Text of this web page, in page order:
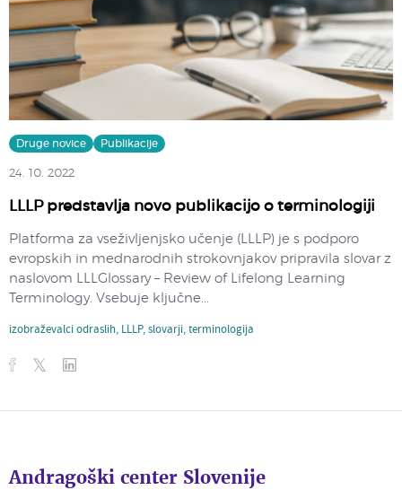
Druge novice Publikacije
24. 10. 2022
LLLP predstavlja novo publikacijo o terminologiji
Platforma za vseživljenjsko učenje (LLLP) je s podporo
evropskih in mednarodnih strokovnjakov pripravila slovar z
naslovom LLLGlossary – Review of Lifelong Learning
Terminology. Vsebuje ključne...
izobraževalci odraslih, LLLP,slovarji,terminologija
Andragoški center Slovenije